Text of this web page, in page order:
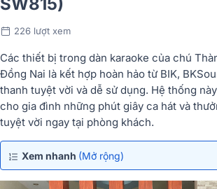
226 lượt xem
Các thiết bị trong dàn karaoke của chú
Đồng Nai là kết hợp hoàn hảo từ BIK,
thanh tuyệt vời và dễ sử dụng. Hệ thống
cho gia đình những phút giây ca hát và
tuyệt vời ngay tại phòng khách.
Xem nhanh (Mở rộng)